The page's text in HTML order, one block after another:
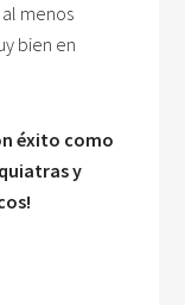
menos
bien en
éxito como
y